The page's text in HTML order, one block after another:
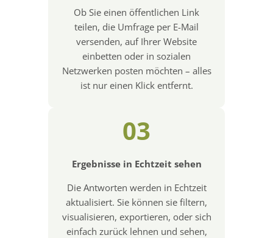
Ob Sie einen öffentlichen Link
teilen, die Umfrage per E-Mail
versenden, auf Ihrer Website
einbetten oder in sozialen
Netzwerken posten möchten – alles
ist nur einen Klick entfernt.
03
Ergebnisse in Echtzeit sehen
Die Antworten werden in Echtzeit
aktualisiert. Sie können sie filtern,
visualisieren, exportieren, oder sich
einfach zurück lehnen und sehen,